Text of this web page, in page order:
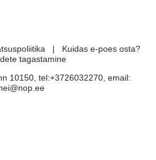
| Kuidas e-poes osta?
tagastamine
10150, tel:+3726032270, email: